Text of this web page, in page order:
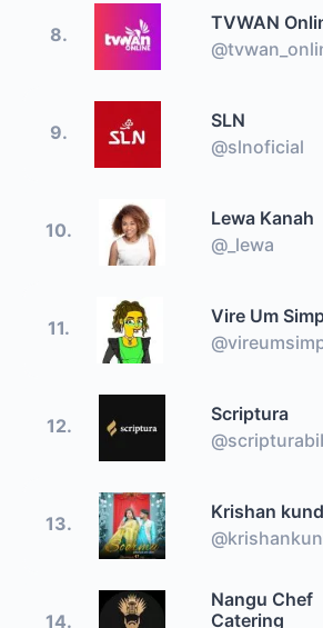
8.
TVWAN
9.
SLN
@slnoficial
10.
Lewa Kanah
@_lewa
11.
Vire Um
12.
Scriptura
13.
Krishan
14.
Nangu Chef
Catering